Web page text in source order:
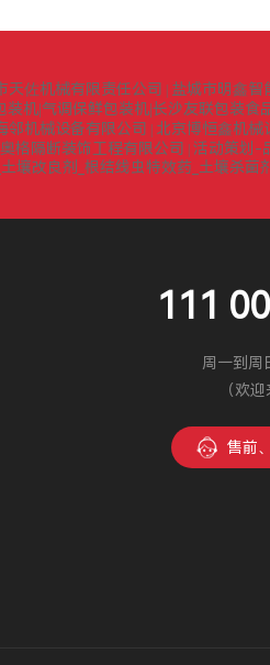
天佐机械有限责任公司 盐城市明鑫智
装机|气调保鲜包装机|长沙友联包装食
邻机械设备有限公司 北京博恒鑫机械
格隔断装饰工程有限公司
活动策划-
壤改良剂_根结线虫特效药_土壤杀菌
111
周一到周
（欢
售前